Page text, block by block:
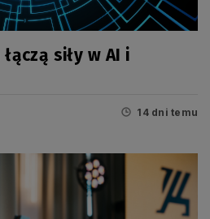
siły w AI i
14 dni temu